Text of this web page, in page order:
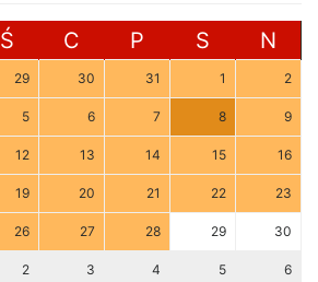
Ś C P S N
29 30 31 1 2
5 6 7 8 9
12 13 14 15 16
19 20 21 22 23
26 27 28 29 30
2 3 4 5 6